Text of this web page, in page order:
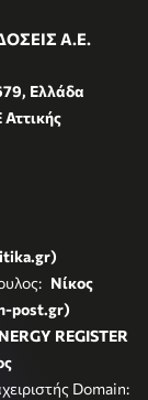
Α.Ε.
Ελλάδα
Νίκος
post.gr)
REGISTER
Domain: